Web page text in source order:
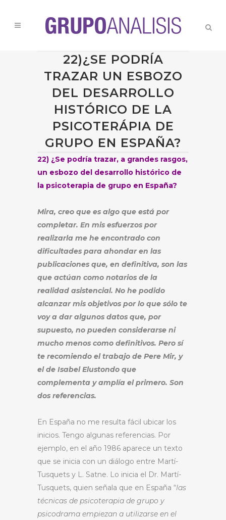
22)¿SE PODRÍA
TRAZAR UN ESBOZO
DEL DESARROLLO
HISTÓRICO DE LA
PSICOTERÁPIA DE
GRUPO EN ESPAÑA?
22) ¿Se podría trazar, a grandes rasgos,
un esbozo del desarrollo histórico de
la psicoterapia de grupo en España?
Mira, creo que es algo que está por
completar. En mis esfuerzos por
realizarla me he encontrado con
dificultades para ahondar en las
publicaciones que, en definitiva, son las
que actúan como notarios de la
realidad asistencial. No he podido
alcanzar mis objetivos por lo que sólo te
voy a dar algunos datos que, por
supuesto, no pueden considerarse ni
mucho menos como definitivos. Pero sí
te recomiendo el trabajo de Pere Mir, y
el de Isabel Elustondo que
complementa y amplía el primero. Son
dos referencias.
En España no me resulta fácil ubicar los
inicios. Tengo algunas referencias. Por
ejemplo, en el año 1986 aparece un texto
que se inicia con un diálogo entre Martí-
Tusquets y L. Satne. Lo inicia el Dr. Martí-
Tusquets, quien señala que en España “las
técnicas de psicoterapia de grupo y
psicodrama empiezan a utilizarse en el